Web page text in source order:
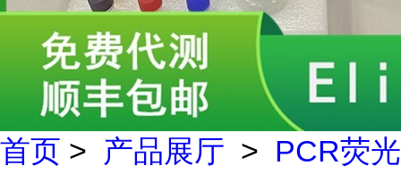
首页 > 产品展厅 > PCR荧光